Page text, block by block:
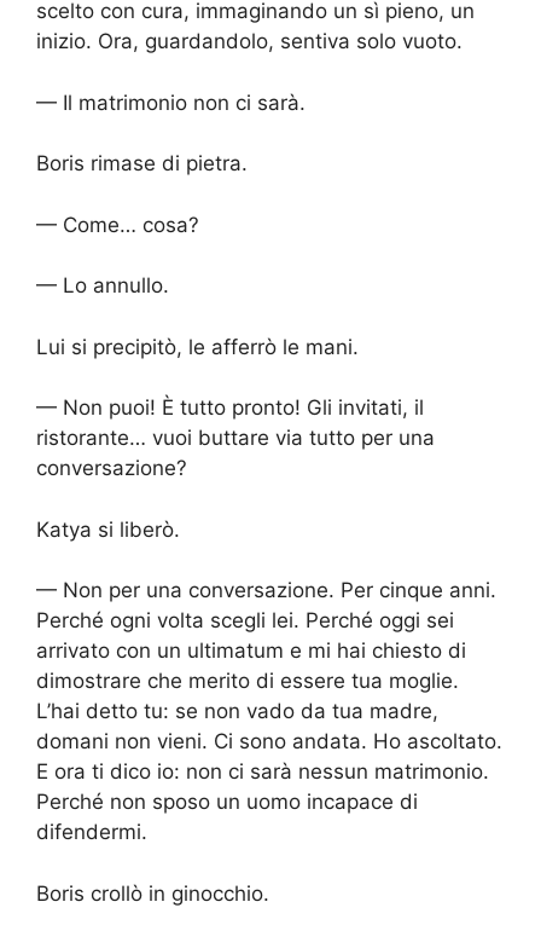
scelto con cura, immaginando un sì pieno, un
inizio. Ora, guardandolo, sentiva solo vuoto.
— Il matrimonio non ci sarà.
Boris rimase di pietra.
— Come… cosa?
— Lo annullo.
Lui si precipitò, le afferrò le mani.
— Non puoi! È tutto pronto! Gli invitati, il
ristorante… vuoi buttare via tutto per una
conversazione?
Katya si liberò.
— Non per una conversazione. Per cinque anni.
Perché ogni volta scegli lei. Perché oggi sei
arrivato con un ultimatum e mi hai chiesto di
dimostrare che merito di essere tua moglie.
L’hai detto tu: se non vado da tua madre,
domani non vieni. Ci sono andata. Ho ascoltato.
E ora ti dico io: non ci sarà nessun matrimonio.
Perché non sposo un uomo incapace di
difendermi.
Boris crollò in ginocchio.